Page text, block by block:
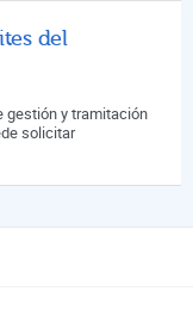
del
gestión y tramitación
solicitar